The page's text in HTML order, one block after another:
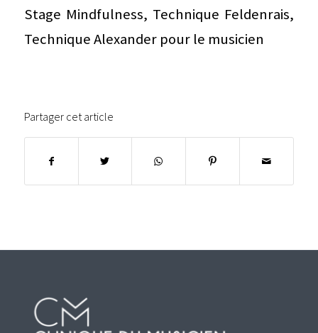
Stage Mindfulness, Technique Feldenrais,
Technique Alexander pour le musicien
Partager cet article